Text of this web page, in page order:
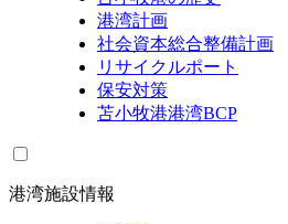
港湾計画
社会資本総合整備計画
リサイクルポート
保安対策
苫小牧港港湾BCP
港湾施設情報